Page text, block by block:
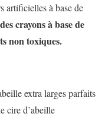
artificielles à base de
crayons à base de
non toxiques.
extra larges parfaits
cire d’abeille